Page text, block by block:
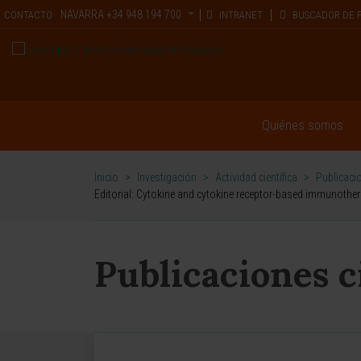
CONTACTO NAVARRA +34 948 194 700 INTRANET BUSCADOR DE
Quiénes somos
Inicio > Investigación > Actividad científica >
Editorial: Cytokine and cytokine receptor-based
Publicaciones